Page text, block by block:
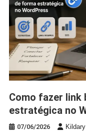
Como fazer link building interno de forma
estratégica no
07/06/2026